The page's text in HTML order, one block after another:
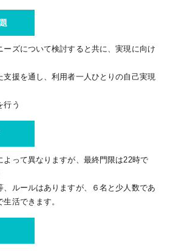
ーズについて検討すると共に、実現に向け
支援を通し、利用者一人ひとりの自己実現
行う
よって異なりますが、最終門限は22時で
、ルールはありますが、６名と少人数であ
活できます。